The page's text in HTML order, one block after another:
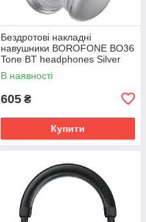
Бездротові накладні
навушники BOROFONE BO36
Tone BT headphones Silver
В наявності
605 ₴
Купити